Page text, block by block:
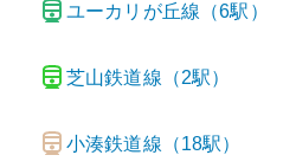
ユーカリが丘線 （6駅）
芝山鉄道線 （2駅）
小湊鉄道線 （18駅）